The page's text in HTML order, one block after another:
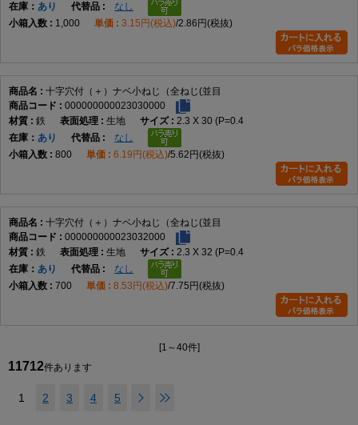
在庫
あり
なし
1,000
3.15円(税込) 2.86円(税抜)
十字穴付（＋）ナベ小ねじ（全ねじ(並目
000000000023030000
鉄
生地
2.3 X 30 (P=0.4
在庫
あり
なし
800
6.19円(税込) 5.62円(税抜)
十字穴付（＋）ナベ小ねじ（全ねじ(並目
000000000023032000
鉄
生地
2.3 X 32 (P=0.4
在庫
あり
なし
700
8.53円(税込) 7.75円(税抜)
[1～40件]
11712件あります
1 2 3 4 5